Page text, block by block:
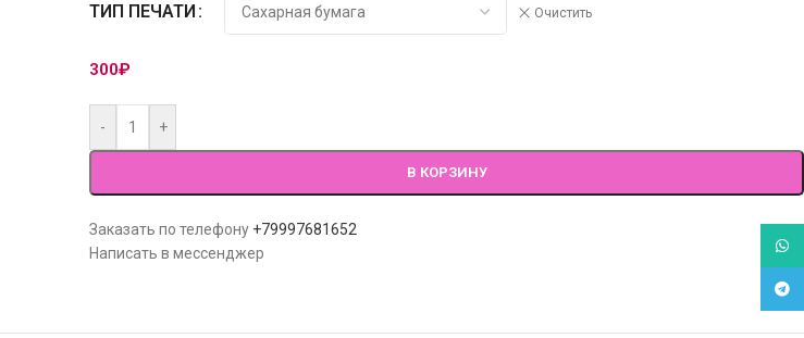
ТИП ПЕЧАТИ Очистить
300₽
- +
В КОРЗИНУ
Заказать по телефону +79997681652
Написать в мессенджер